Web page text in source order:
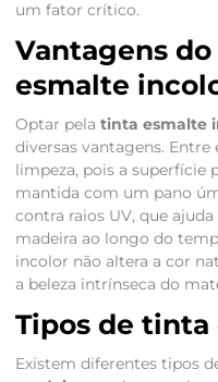
um fator crítico.
Vantagens
esmalte
Optar pela tinta esmalte
diversas vantagens. Entre
limpeza, pois a superfície
mantida com um pano
contra raios UV, que
madeira ao longo do
incolor não altera a cor
a beleza intrínseca do
Tipos de
Existem diferentes tipos